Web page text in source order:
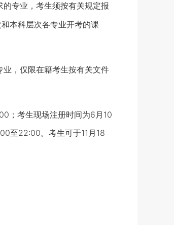
专业，考生须按有关规定报
本科层次各专业开考的课
，仅限在籍考生按有关文件
；考生现场注册时间为6月10
至22:00。考生可于11月18